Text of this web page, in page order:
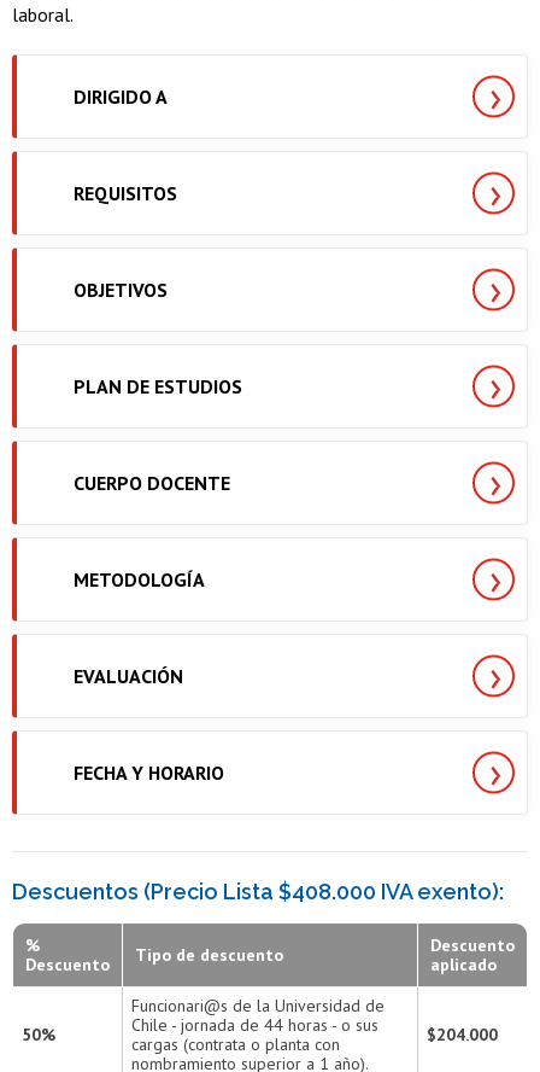
laboral.
DIRIGIDO A
REQUISITOS
OBJETIVOS
PLAN DE ESTUDIOS
CUERPO DOCENTE
METODOLOGÍA
EVALUACIÓN
FECHA Y HORARIO
Descuentos (Precio Lista $408.000 IVA exento):
%
Descuento
Tipo de descuento
Descuento
aplicado
50%
Funcionari@s de la Universidad de
Chile - jornada de 44 horas - o sus
cargas (contrata o planta con
nombramiento superior a 1 año).
$204.000